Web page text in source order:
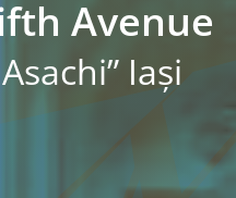
Avenue
Iaşi